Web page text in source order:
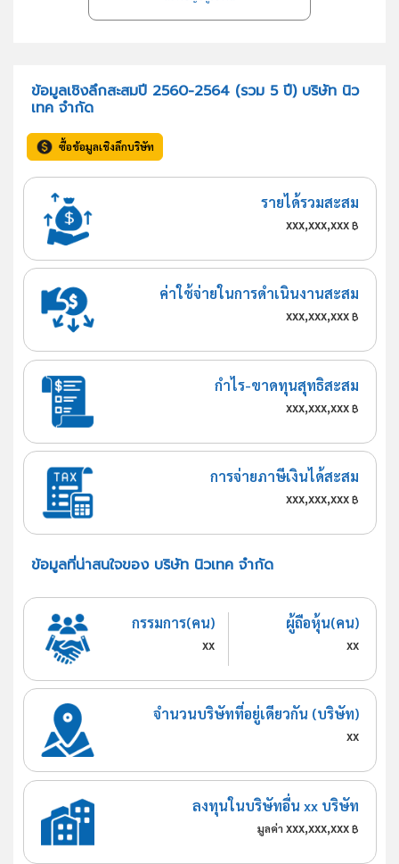
ข้อมูลเชิงลึกสะสมปี 2560-2564 (รวม 5 ปี) บริษัท นิว
เทค จำกัด
ซื้อข้อมูลเชิงลึกบริษัท
รายได้รวมสะสม
xxx,xxx,xxx฿
ค่าใช้จ่ายในการดำเนินงานสะสม
xxx,xxx,xxx฿
กำไร-ขาดทุนสุทธิสะสม
xxx,xxx,xxx฿
การจ่ายภาษีเงินได้สะสม
xxx,xxx,xxx฿
ข้อมูลที่น่าสนใจของ บริษัท นิวเทค จำกัด
กรรมการ(คน)
xx
ผู้ถือหุ้น(คน)
xx
จำนวนบริษัทที่อยู่เดียวกัน (บริษัท)
xx
ลงทุนในบริษัทอื่น xx บริษัท
มูลค่า xxx,xxx,xxx ฿